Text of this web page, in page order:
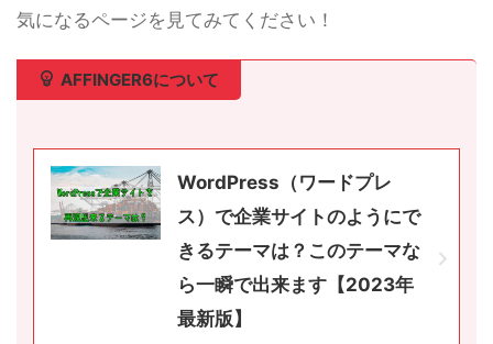
気になるページを見てみてください！
AFFINGER6について
WordPress（ワードプレ
ス）で企業サイトのようにで
きるテーマは？このテーマな
ら一瞬で出来ます【2023年
最新版】